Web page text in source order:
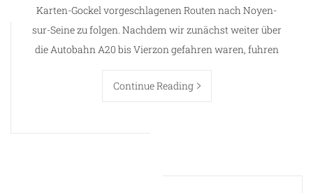
Karten-Gockel vorgeschlagenen Routen nach Noyen-
sur-Seine zu folgen. Nachdem wir zunächst weiter über
die Autobahn A20 bis Vierzon gefahren waren, fuhren
Continue Reading